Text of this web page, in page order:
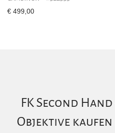
€ 499,00
FK Second
Objektive